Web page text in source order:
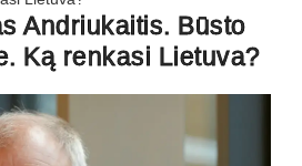
Andriukaitis. Būsto
Ką renkasi Lietuva?